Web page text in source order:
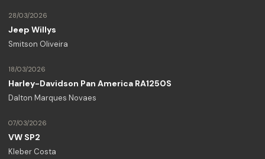
28/03/2026
Jeep Willys
Smitson Oliveira
18/03/2026
Harley-Davidson Pan America RA1250S
Dalton Marques Novaes
07/03/2026
VW SP2
Kleber Costa